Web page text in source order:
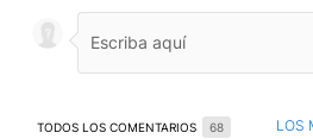
TODOS LOS COMENTARIOS 68 LOS